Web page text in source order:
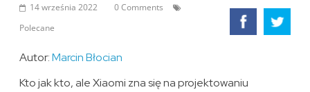
14 września 2022
0 Comments
Polecane
Autor:Marcin Błocian
Kto jak kto, ale Xiaomi zna się na projektowaniu